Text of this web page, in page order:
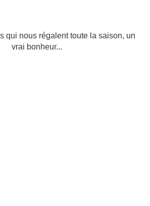
qui nous régalent toute la saison, un
vrai bonheur...